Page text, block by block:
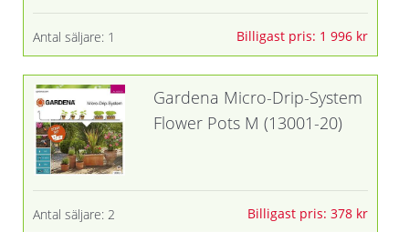
Antal säljare: 1 Billigast pris: 1 996 kr
Gardena Micro-Drip-System
Flower Pots M (13001-20)
Antal säljare: 2 Billigast pris: 378 kr